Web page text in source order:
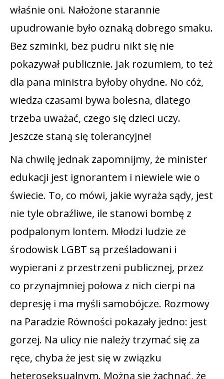
właśnie oni. Nałożone starannie
upudrowanie było oznaką dobrego smaku.
Bez szminki, bez pudru nikt się nie
pokazywał publicznie. Jak rozumiem, to też
dla pana ministra byłoby ohydne. No cóż,
wiedza czasami bywa bolesna, dlatego
trzeba uważać, czego się dzieci uczy.
Jeszcze staną się tolerancyjne!
Na chwilę jednak zapomnijmy, że minister
edukacji jest ignorantem i niewiele wie o
świecie. To, co mówi, jakie wyraża sądy, jest
nie tyle obraźliwe, ile stanowi bombę z
podpalonym lontem. Młodzi ludzie ze
środowisk LGBT są prześladowani i
wypierani z przestrzeni publicznej, przez
co przynajmniej połowa z nich cierpi na
depresję i ma myśli samobójcze. Rozmowy
na Paradzie Równości pokazały jedno: jest
gorzej. Na ulicy nie należy trzymać się za
ręce, chyba że jest się w związku
heteroseksualnym. Można się żachnąć, że